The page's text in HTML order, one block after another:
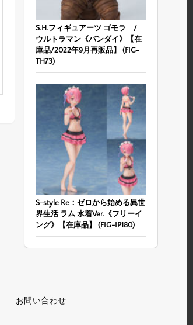
S.H.フィギュアーツ ゴモラ /
ウルトラマン《バンダイ》【在
庫品/2022年9月再販品】 (FIG-
TH73)
S-style Re：ゼロから始める異世
界生活 ラム 水着Ver.《フリーイ
ング》【在庫品】 (FIG-IP180)
お問い合わせ